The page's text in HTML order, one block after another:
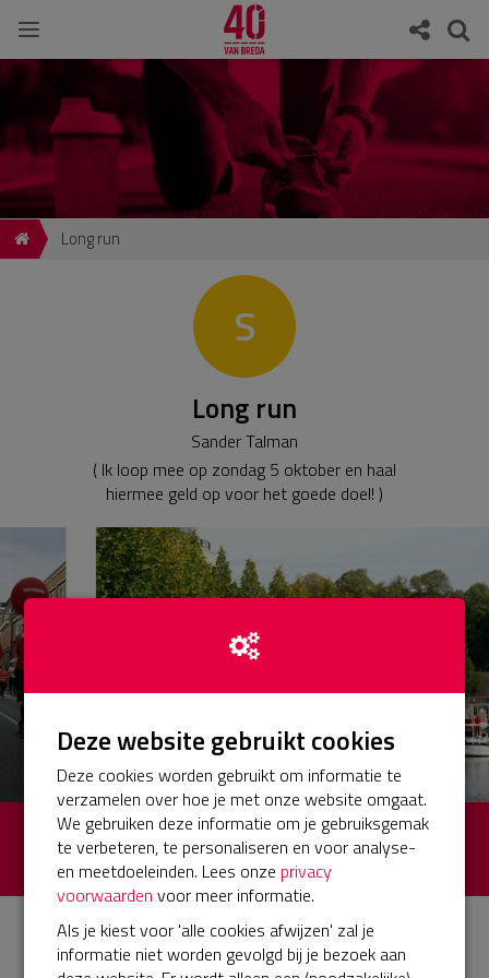
Long run
S
Long run
Sander Talman
( Ik loop mee op zondag 5 oktober en haal
hiermee geld op voor het goede doel! )
€ 0Opgehaald
van totaal € 1 (0%)
Jubileumeditie
Deze website gebruikt cookies
Deze cookies worden gebruikt om informatie te
verzamelen over hoe je met onze website omgaat.
We gebruiken deze informatie om je gebruiksgemak
te verbeteren, te personaliseren en voor analyse-
en meetdoeleinden. Lees onze privacy
voorwaarden voor meer informatie.
Als je kiest voor 'alle cookies afwijzen' zal je
informatie niet worden gevolgd bij je bezoek aan